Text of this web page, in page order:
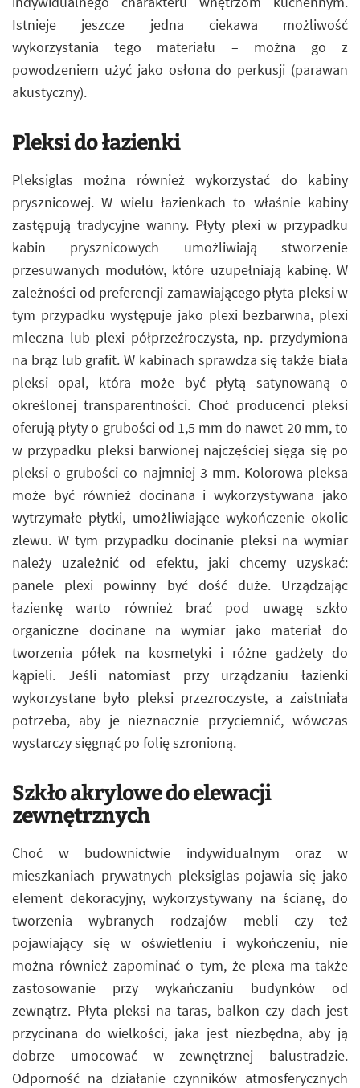
Istnieje jeszcze jedna ciekawa możliwość
wykorzystania tego materiału – można go z
powodzeniem użyć jako osłona do perkusji (parawan
akustyczny).
Pleksi do łazienki
Pleksiglas można również wykorzystać do kabiny
prysznicowej. W wielu łazienkach to właśnie kabiny
zastępują tradycyjne wanny. Płyty plexi w przypadku
kabin prysznicowych umożliwiają stworzenie
przesuwanych modułów, które uzupełniają kabinę. W
zależności od preferencji zamawiającego płyta pleksi w
tym przypadku występuje jako plexi bezbarwna, plexi
mleczna lub plexi półprzeźroczysta, np. przydymiona
na brąz lub grafit. W kabinach sprawdza się także biała
pleksi opal, która może być płytą satynowaną o
określonej transparentności. Choć producenci pleksi
oferują płyty o grubości od 1,5 mm do nawet 20 mm, to
w przypadku pleksi barwionej najczęściej sięga się po
pleksi o grubości co najmniej 3 mm. Kolorowa pleksa
może być również docinana i wykorzystywana jako
wytrzymałe płytki, umożliwiające wykończenie okolic
zlewu. W tym przypadku docinanie pleksi na wymiar
należy uzależnić od efektu, jaki chcemy uzyskać:
panele plexi powinny być dość duże. Urządzając
łazienkę warto również brać pod uwagę szkło
organiczne docinane na wymiar jako materiał do
tworzenia półek na kosmetyki i różne gadżety do
kąpieli. Jeśli natomiast przy urządzaniu łazienki
wykorzystane było pleksi przezroczyste, a zaistniała
potrzeba, aby je nieznacznie przyciemnić, wówczas
wystarczy sięgnąć po folię szronioną.
Szkło akrylowe do elewacji
zewnętrznych
Choć w budownictwie indywidualnym oraz w
mieszkaniach prywatnych pleksiglas pojawia się jako
element dekoracyjny, wykorzystywany na ścianę, do
tworzenia wybranych rodzajów mebli czy też
pojawiający się w oświetleniu i wykończeniu, nie
można również zapominać o tym, że plexa ma także
zastosowanie przy wykańczaniu budynków od
zewnątrz. Płyta pleksi na taras, balkon czy dach jest
przycinana do wielkości, jaka jest niezbędna, aby ją
dobrze umocować w zewnętrznej balustradzie.
Odporność na działanie czynników atmosferycznych